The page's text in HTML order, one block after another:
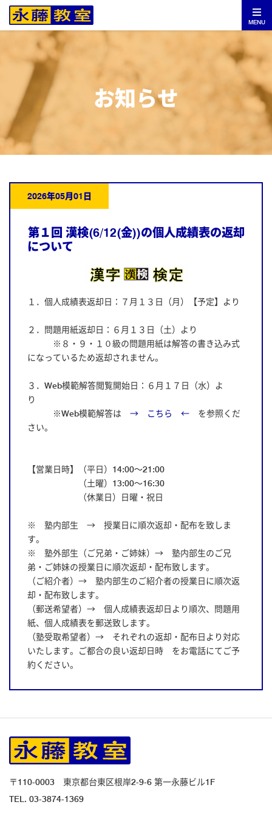
MENU
お知らせ
2026年05月01日
第１回 漢検(6/12(金))の個人成績表の返却
について
１．個人成績表返却日：７月１３日（月）【予定】より
２．問題用紙返却日：６月１３日（土）より
※８・９・１０級の問題用紙は解答の書き込み式
になっているため返却されません。
３．Web模範解答閲覧開始日：６月１７日（水）よ
り
※Web模範解答は → こちら ← を参照くだ
さい。
【営業日時】（平日）14:00～21:00
（土曜）13:00～16:30
（休業日）日曜・祝日
※ 塾内部生 → 授業日に順次返却・配布を致しま
す。
※ 塾外部生（ご兄弟・ご姉妹）→ 塾内部生のご兄
弟・ご姉妹の授業日に順次返却・配布致します。
（ご紹介者）→ 塾内部生のご紹介者の授業日に順次返
却・配布致します。
（郵送希望者）→ 個人成績表返却日より順次、問題用
紙、個人成績表を郵送致します。
（塾受取希望者）→ それぞれの返却・配布日より対応
いたします。ご都合の良い返却日時 をお電話にてご予
約ください。
〒110-0003 東京都台東区根岸2-9-6 第一永藤ビル1F
TEL. 03-3874-1369